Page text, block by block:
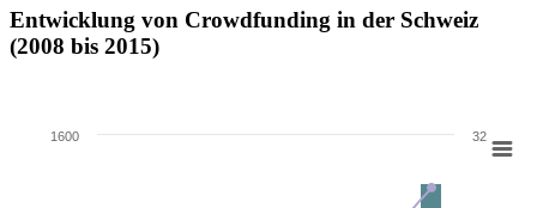
Entwicklung von Crowdfunding in der Schweiz
(2008 bis 2015)
1600 32